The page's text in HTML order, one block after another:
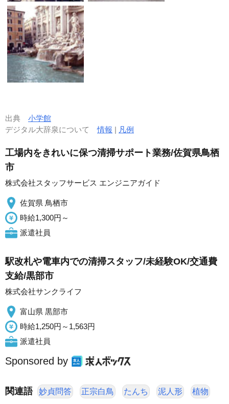
出典 小学館
デジタル大辞泉について情報 | 凡例
工場内をきれいに保つ清掃サポート業務/佐賀県鳥栖
市
株式会社スタッフサービス エンジニアガイド
佐賀県 鳥栖市
時給1,300円～
派遣社員
駅改札や電車内での清掃スタッフ/未経験OK/交通費
支給/黒部市
株式会社サンクライフ
富山県 黒部市
時給1,250円～1,563円
派遣社員
Sponsored by
関連語 妙貞問答 正宗白鳥 たんち 泥人形 植物